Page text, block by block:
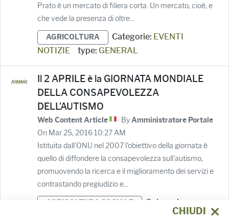
CHIUDI
Prato è un mercato di filiera corta. Un mercato, cioè, e
che vede la presenza di oltre...
AGRICOLTURA Categorie: EVENTI
NOTIZIE
type: GENERAL
Il 2 APRILE è la GIORNATA MONDIALE
DELLA CONSAPEVOLEZZA
DELL’AUTISMO
Web Content Article · ByAmministratore Portale
On Mar 25, 2016 10:27 AM
Istituita dall'ONU nel 2007 l'obiettivo della giornata è
quello di diffondere la consapevolezza sull'autismo,
promuovendo la ricerca e il miglioramento dei servizi e
contrastando pregiudizio e...
AGRICOLTURA SOCIALE
Categorie:
GENERAL